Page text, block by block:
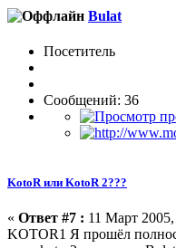
Bulat
Посетитель
Сообщений: 36
KotoR или KotoR 2???
« Ответ #7 : 11 Март
KOTOR1 Я прошёл